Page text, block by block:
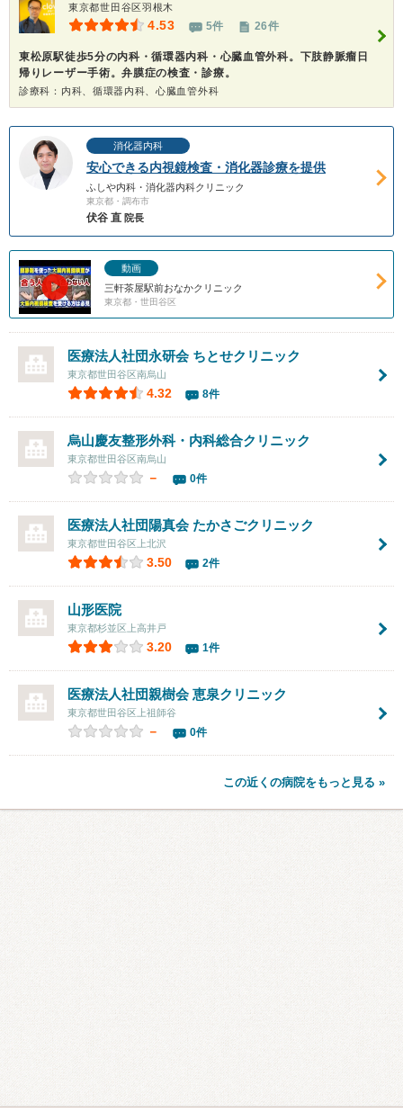
東京都世田谷区羽根木
4.53 5件 26件
東松原駅徒歩5分の内科・循環器内科・心臓血管外科。下肢静脈瘤日
帰りレーザー手術。弁膜症の検査・診療。
診療科：内科、循環器内科、心臓血管外科
消化器内科
安心できる内視鏡検査・消化器診療を提供
ふしや内科・消化器内科クリニック
東京都・調布市
伏谷 直 院長
動画
三軒茶屋駅前おなかクリニック
東京都・世田谷区
医療法人社団永研会 ちとせクリニック
東京都世田谷区南烏山
4.32 8件
烏山慶友整形外科・内科総合クリニック
東京都世田谷区南烏山
－ 0件
医療法人社団陽真会 たかさごクリニック
東京都世田谷区上北沢
3.50 2件
山形医院
東京都杉並区上高井戸
3.20 1件
医療法人社団親樹会恵泉クリニック
東京都世田谷区上祖師谷
－ 0件
この近くの病院をもっと見る »